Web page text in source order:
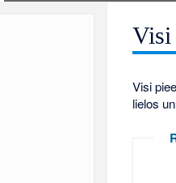
Visi
Visi
lielos